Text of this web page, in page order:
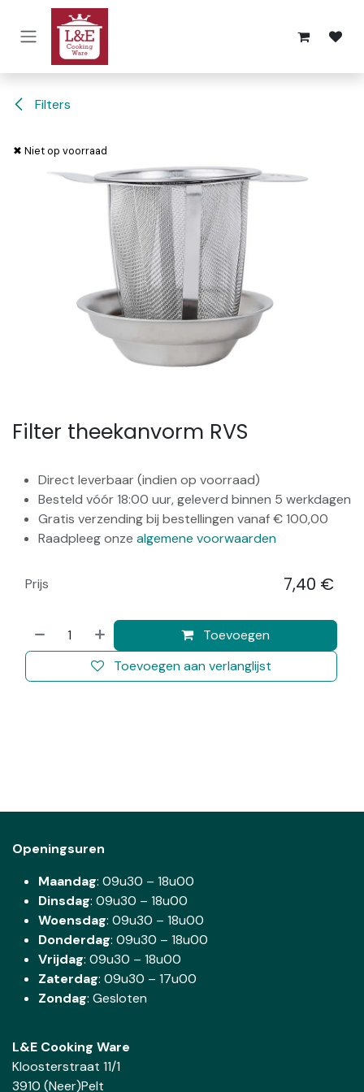
Overslaan naar inhoud
Filters
✖ Niet op voorraad
Filter theekanvorm RVS
Direct leverbaar (indien op voorraad)
Besteld vóór 18:00 uur, geleverd binnen 5 werkdagen
Gratis verzending bij bestellingen vanaf € 100,00
Raadpleeg onze algemene voorwaarden
Toevoegen
Toevoegen aan verlanglijst
Prijs 7,40 €
Openingsuren
Maandag: 09u30 – 18u00
Dinsdag: 09u30 – 18u00
Woensdag: 09u30 – 18u00
Donderdag: 09u30 – 18u00
Vrijdag: 09u30 – 18u00
Zaterdag: 09u30 – 17u00
Zondag: Gesloten
L&E Cooking Ware
Kloosterstraat 11/1
3910 (Neer)Pelt